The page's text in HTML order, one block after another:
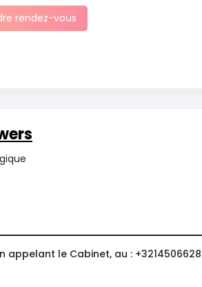
rendez-vous
appelant le Cabinet, au : +3214506628